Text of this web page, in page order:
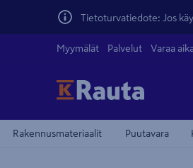
Tietoturvatiedote: Jos
Myymälät Palvelut Varaa
Rakennusmateriaalit Puutavara